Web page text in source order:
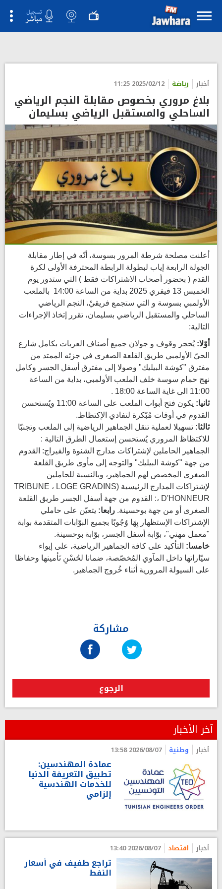
أخبار رياضة 2025/02/12 11:25
بلاغ مروري بخصوص مقابلة النجم الرياضي
الساحلي والمستقبل الرياضي بسليمان
أعلنت مصلحة شرطة المرور بسوسة، أنّه في إطار مقابلة
الجولة الرابعة إياب لبطولة الرابطة المحترفة الأولى لكرة
القدم ( بحضور أصحاب الاشتراكات فقط ) التي ستدور يوم
الخميس 13 فيفري 2025 بداية من الساعة 14:00 بالملعب
الأولمبي بسوسة و التي ستجمع فريقيْ، النجم الرياضي
الساحلي والمستقبل الرياضي بسليمان، تقرر إتخاذ الإجراءات
التالية:
أوّلا: يُحجر وقوف و جولان جميع أصناف العربات بكامل شارع
الحيّ الأولمبي طريق القلعة الصغرى في جزئه الممتد من
مفترق "كوشة البيليك" وصولا إلى مفترق أسفل الجسر وكامل
نهج حمام سوسة خلف الملعب الأولمبي، بداية من الساعة
11:00 الى غاية الساعة 18:00 .
ثانيا:
يكون فتح أبواب الملعب على الساعة 11:00 ويُستحسن
القدوم في أوقات مُبّكرة لتفادي الإكتظاظ.
ثالثا: تسهيلا لعملية تنقل الجماهير الرياضية إلى الملعب وتجنبّا
للاكتظاظ المروري يُستحسن إستعمال الطرق التالية :
الجماهير الحاملين لإشتراكات مدارج الشنوة والفيراج: القدوم
من جهة "كوشة البيليك" والتوجه إلى مأوى طريق القلعة
الصغرى المخصص لهم الجماهير، وبالنسبة للحاملين
لإشتراكات المدارج الرئيسية (TRIBUNE ، LOGE GRADINS
، D'HONNEUR: القدوم من جهة أسفل الجسر طريق القلعة
الصغرى أو من جهة بوحسينة. رابعا: يتعيّن على حاملي
الإشتراكات الإستظهار بِهَا وُجُوبًا بجميع البوّابات المتقدمة بوابة
"معمل مهني"، بوّابة أسفل الجسر، بوّابة بوحسينة.
خامسا: التأكيد على كافة الجماهير الرياضية، على إيواء
سيّاراتها داخل المآوي المُخصّصة، ضمانا لحُسْنِ تَأمينها وحفاظا
على السيولة المرورية أثناء خُروج الجماهير.
مشاركة
الرجوع
آخر الأخبار
أخبار وطنية 2026/08/07 13:58
عمادة المهندسين:
تطبيق التعريفة الدنيا
للخدمات الهندسية
إلزامي
أخبار اقتصاد 2026/08/07 13:40
تراجع طفيف في أسعار
النفط